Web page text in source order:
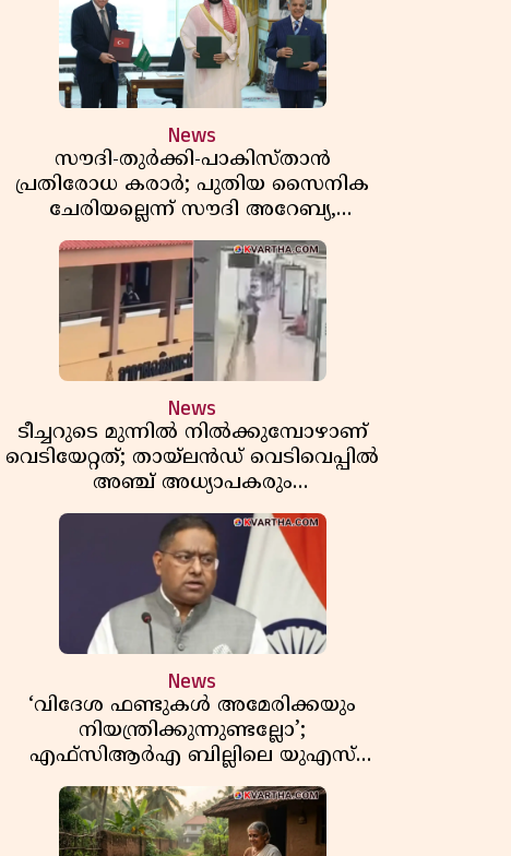
News
സൗദി-തുർക്കി-പാകിസ്താൻ
പ്രതിരോധ കരാർ; പുതിയ സൈനിക
ചേരിയല്ലെന്ന് സൗദി അറേബ്യ,
വിമർശനവുമായി ഇറാൻ
News
ടീച്ചറുടെ മുന്നിൽ നിൽക്കുമ്പോഴാണ്
വെടിയേറ്റത്; തായ്‌ലൻഡ് വെടിവെപ്പിൽ
അഞ്ച് അധ്യാപകരും
മുത്തശ്ശീമുത്തശ്ശന്മാരും കൊല്ലപ്പെട്ടു,
മരണസംഖ്യ 7; ഞെട്ടിക്കുന്ന
വെളിപ്പെടുത്തലുകൾ
News
‘വിദേശ ഫണ്ടുകൾ അമേരിക്കയും
നിയന്ത്രിക്കുന്നുണ്ടല്ലോ’;
എഫ്സിആർഎ ബില്ലിലെ യുഎസ്
വിമർശനങ്ങൾക്ക് മറുപടിയുമായി ഇന്ത്യ